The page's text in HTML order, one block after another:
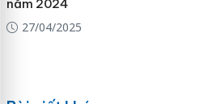
năm 2024
27/04/2025